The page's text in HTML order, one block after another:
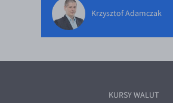
Krzysztof Adamczak
KURSY WALUT